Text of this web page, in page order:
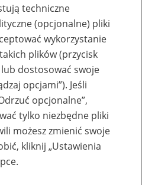
- zakładanie profili
firmy
techniczne
(opcjonalne) pliki
wykorzystanie
plików (przycisk
lub dostosować swoje
opcjami”). Jeśli
opcjonalne”,
tylko niezbędne pliki
możesz zmienić swoje
kliknij „Ustawienia